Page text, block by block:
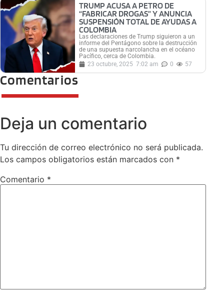
TRUMP ACUSA A PETRO DE
“FABRICAR DROGAS” Y ANUNCIA
SUSPENSIÓN TOTAL DE AYUDAS A
COLOMBIA
Las declaraciones de Trump siguieron a un
informe del Pentágono sobre la destrucción
de una supuesta narcolancha en el océano
Pacífico, cerca de Colombia.
23 octubre, 2025 7:02 am 0 57
Comentarios
Deja un comentario
Tu dirección de correo electrónico no será publicada.
Los campos obligatorios están marcados con *
Comentario *